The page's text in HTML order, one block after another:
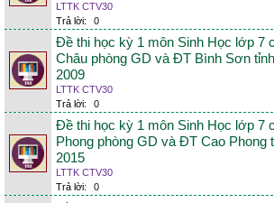
LTTK CTV30
Trả lời:
0
Đề thi học kỳ 1 môn Sinh Học lớp 7
Châu phòng GD và ĐT Bình Sơn
2009
LTTK CTV30
Trả lời:
0
Đề thi học kỳ 1 môn Sinh Học lớp 7
Phong phòng GD và ĐT Cao Phong
2015
LTTK CTV30
Trả lời:
0